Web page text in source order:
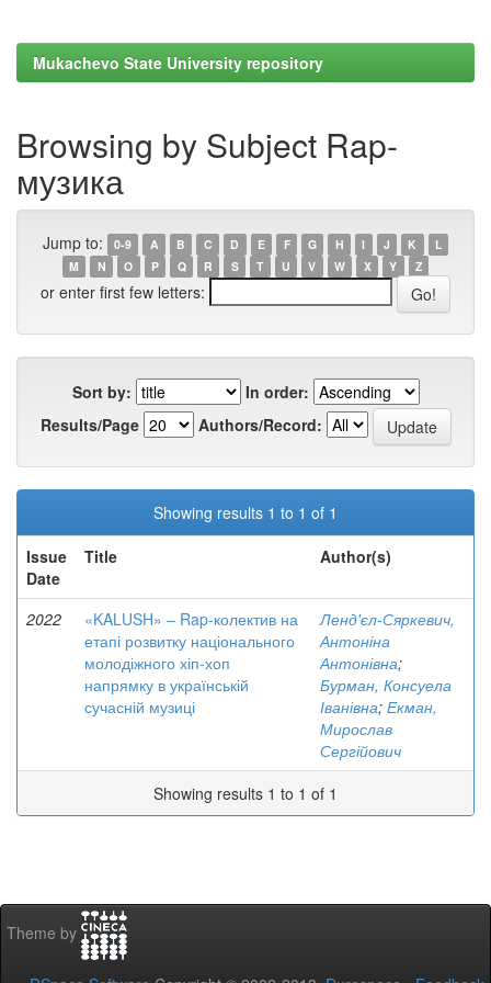
Mukachevo State University repository
Browsing by Subject Rap-
музика
Jump to: 0-9 A B C D E F G H I J K
L
M
N O P Q R S T U V W X Y Z
or enter first few letters:
Sort by:
In order:
Results/Page
Authors/Record:
Showing results 1 to 1 of 1
Issue
Date
Title Author(s)
2022
«KALUSH» – Rap-колектив на
етапі розвитку національного
молодіжного хіп-хоп
напрямку в українській
сучасній музиці
Ленд'єл-Сяркевич,
Антоніна
Антонівна;
Бурман, Консуела
Іванівна; Екман,
Мирослав
Сергійович
Showing results 1 to 1 of 1
Theme by